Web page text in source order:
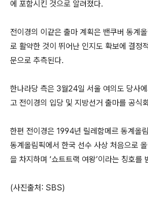
에 포함시킨 것으로 알려졌다.
전이경의 이같은 출마 계획은 밴쿠버 동계
로 활약한 것이 뛰어난 인지도 확보에 결정
문으로 추측된다.
한나라당 측은 3월24일 서울 여의도 당사
고 전이경의 입당 및 지방선거 출마를 공식
한편 전이경은 1994년 릴레함메르 동계올
동계올림픽에서 한국 선수 사상 처음으로
을 차지하며 ‘쇼트트랙 여왕’이라는 칭호를
(사진출처: SBS)